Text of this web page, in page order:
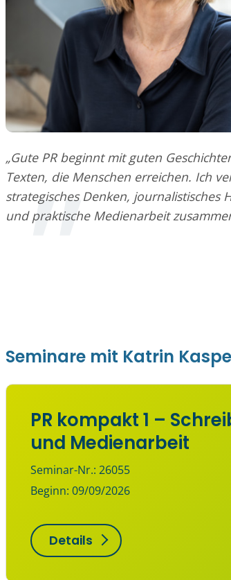
„Gute PR beginnt mit guten
Texten, die Menschen erreichen. Ich
strategisches Denken, journalistisches
und praktische Medienarbeit
Seminare mit Katrin
PR kompakt 1 –
und Medienarbeit
Seminar-Nr.: 26055
Beginn: 09/09/2026
Details